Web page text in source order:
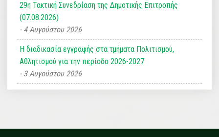
29η Τακτική Συνεδρίαση της Δημοτικής Επιτροπής
(07.08.2026)
4 Αυγούστου 2026
Η διαδικασία εγγραφής στα τμήματα Πολιτισμού,
Αθλητισμού για την περίοδο 2026-2027
3 Αυγούστου 2026